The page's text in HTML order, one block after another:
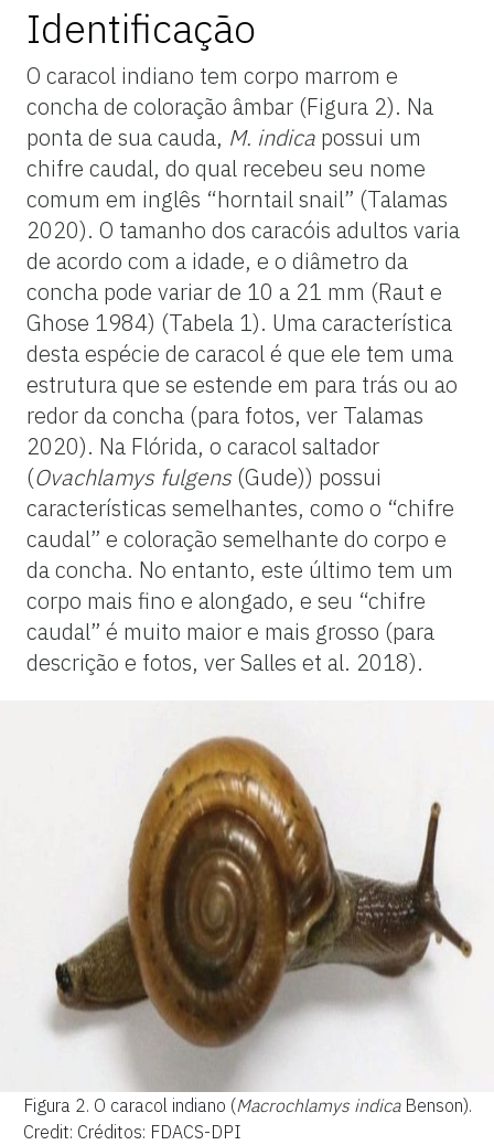
Identificação
O caracol indiano tem corpo marrom e
concha de coloração âmbar (Figura 2). Na
ponta de sua cauda, M. indica possui um
chifre caudal, do qual recebeu seu nome
comum em inglês “horntail snail” (Talamas
2020). O tamanho dos caracóis adultos varia
de acordo com a idade, e o diâmetro da
concha pode variar de 10 a 21 mm (Raut e
Ghose 1984) (Tabela 1). Uma característica
desta espécie de caracol é que ele tem uma
estrutura que se estende em para trás ou ao
redor da concha (para fotos, ver Talamas
2020). Na Flórida, o caracol saltador
(Ovachlamys fulgens (Gude)) possui
características semelhantes, como o “chifre
caudal” e coloração semelhante do corpo e
da concha. No entanto, este último tem um
corpo mais fino e alongado, e seu “chifre
caudal” é muito maior e mais grosso (para
descrição e fotos, ver Salles et al. 2018).
Figura 2. O caracol indiano (Macrochlamys indicaBenson).
Credit: Créditos: FDACS-DPI